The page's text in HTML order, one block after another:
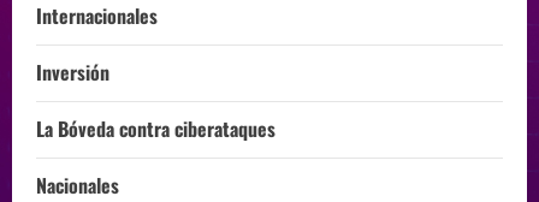
Internacionales
Inversión
La Bóveda contra ciberataques
Nacionales